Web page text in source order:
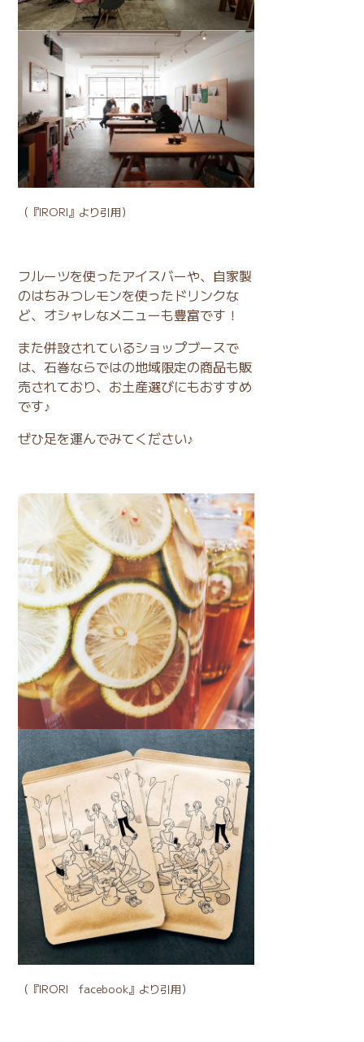
（ 『IRORI』 より引用）
フルーツを使ったアイスバーや、自家製
のはちみつレモンを使ったドリンクな
ど、オシャレなメニューも豊富です！
また併設されているショップブースで
は、石巻ならではの地域限定の商品も販
売されており、お土産選びにもおすすめ
です♪
ぜひ足を運んでみてください♪
（ 『IRORI facebook』 より引用）